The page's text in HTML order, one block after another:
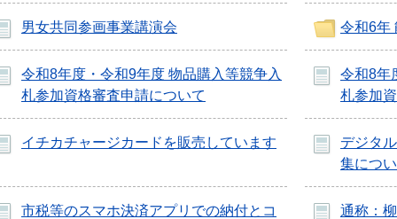
男女共同参画事業講演会 令和6年
令和8年度・令和9年度 物品購入等競争入
札参加資格審査申請について
令和8年
札参加
イチカチャージカードを販売しています
デジタ
集につ
市税等のスマホ決済アプリでの納付とコ
通称：